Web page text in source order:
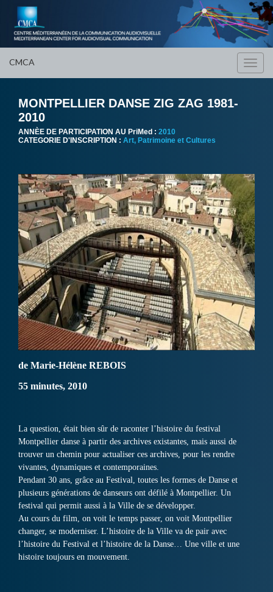
CMCA
MONTPELLIER DANSE ZIG ZAG 1981-
2010
ANNÈE DE PARTICIPATION AU PriMed : 2010
CATEGORIE D'INSCRIPTION : Art, Patrimoine et Cultures
de Marie-Hélène REBOIS
55 minutes, 2010
La question, était bien sûr de raconter l’histoire du festival
Montpellier danse à partir des archives existantes, mais aussi de
trouver un chemin pour actualiser ces archives, pour les rendre
vivantes, dynamiques et contemporaines.
Pendant 30 ans, grâce au Festival, toutes les formes de Danse et
plusieurs générations de danseurs ont défilé à Montpellier. Un
festival qui permit aussi à la Ville de se développer.
Au cours du film, on voit le temps passer, on voit Montpellier
changer, se moderniser. L’histoire de la Ville va de pair avec
l’histoire du Festival et l’histoire de la Danse… Une ville et une
histoire toujours en mouvement.